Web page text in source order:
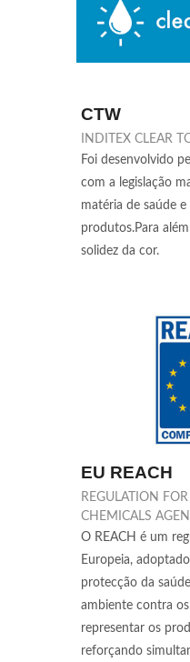
CTW
INDITEX CLEAR
Foi desenvolvido
com a legislação
matéria de saúde
produtos.Para
solidez da cor.
EU REACH
REGULATION
CHEMICALS
O REACH é um
Europeia,
protecção da
ambiente contra
representar os
reforçando